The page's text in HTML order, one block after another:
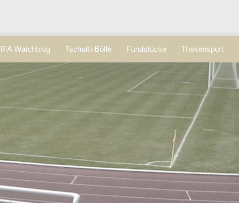
Watchblog Tschutti-Bölle Fundstücke Thekensport